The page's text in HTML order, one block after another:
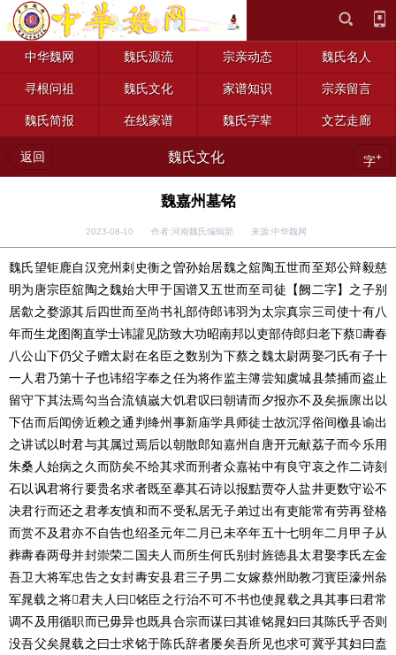
中华魏网 魏氏源流 宗亲动态 魏氏名人
寻根问祖 魏氏文化 家谱知识 宗亲留言
魏氏简报 在线家谱 魏氏字辈 文艺走廊
返回 魏氏文化 字+
魏嘉州墓铭
2023-08-10 作者:河南魏氏编辑部 来源:中华魏网
魏氏望钜鹿自汉兖州刺史衡之曽孙始居魏之舘陶五世而至郑公辩毅慈
明为唐宗臣舘陶之魏始大甲于国谱又五世而至司徒【阙二字】之子别
居歙之婺源其后四世而至尚书礼部侍郎讳羽为太宗真宗三司使十有八
年而生龙图阁直学士讳讙见防致大功昭南邦以吏部侍郎归老下蔡夀春
八公山下仍父子赠太尉在名臣之数别为下蔡之魏太尉两娶刁氏有子十
一人君乃第十子也讳绍字奉之任为将作监主簿尝知虞城县禁捕而盗止
留守下其法焉勾当合流镇嵗大饥君叹曰朝请而夕报亦不及矣振廪出以
下估而后闻傍近赖之通判绛州事新庙学具师徒士故沉浮俗间檄县谕出
之讲试以时君与其属过焉后以朝散郎知嘉州自唐开元献荔子而今乐用
朱桑人始病之久而防矣不给其求而刑者众嘉祐中有良守哀之作二诗刻
石以讽君将行要贵名求者既至摹其石诗以报黠贾夺人盐井更数守讼不
决君行而还之君孝友慎和而不受私居无子弟过出有吏能常有劳再登格
而赏不及君亦不自告也绍圣元年二月已未卒年五十七明年二月甲子从
葬夀春两母并封崇荣二国夫人而所生何氏别封旌徳县太君娶李氏左金
吾卫大将军忠告之女封夀安县君三子男二女嫁蔡州助教刁寳臣濠州叅
军晁载之将君夫人曰铭臣之行治不可不书也使晁载之具其事曰君常
调不及用循职而已毋异也既具合宗而谋曰其谁铭晁妇曰其陈氏乎否则
没吾父矣晁载之曰士求铭于陈氏辞者屡矣吾所见也求可冀乎其妇曰盍